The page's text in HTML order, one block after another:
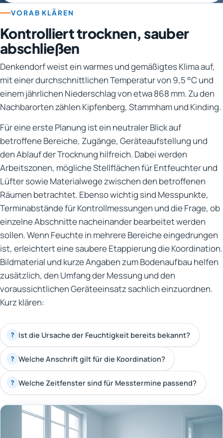
VORAB KLÄREN
Kontrolliert trocknen, sauber
abschließen
Denkendorf weist ein warmes und gemäßigtes Klima auf,
mit einer durchschnittlichen Temperatur von 9,5 °C und
einem jährlichen Niederschlag von etwa 868 mm. Zu den
Nachbarorten zählen Kipfenberg, Stammham und Kinding.
Für eine erste Planung ist ein neutraler Blick auf
betroffene Bereiche, Zugänge, Geräteaufstellung und
den Ablauf der Trocknung hilfreich. Dabei werden
Arbeitszonen, mögliche Stellflächen für Entfeuchter und
Lüfter sowie Materialwege zwischen den betroffenen
Räumen betrachtet. Ebenso wichtig sind Messpunkte,
Terminabstände für Kontrollmessungen und die Frage, ob
einzelne Abschnitte nacheinander bearbeitet werden
sollen. Wenn Feuchte in mehrere Bereiche eingedrungen
ist, erleichtert eine saubere Etappierung die Koordination.
Bildmaterial und kurze Angaben zum Bodenaufbau helfen
zusätzlich, den Umfang der Messung und den
voraussichtlichen Geräteeinsatz sachlich einzuordnen.
Kurz klären:
? Ist die Ursache der Feuchtigkeit bereits bekannt?
? Welche Anschrift gilt für die Koordination?
? Welche Zeitfenster sind für Messtermine passend?